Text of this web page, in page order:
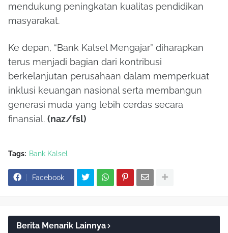
mendukung peningkatan kualitas pendidikan
masyarakat.
Ke depan, “Bank Kalsel Mengajar” diharapkan
terus menjadi bagian dari kontribusi
berkelanjutan perusahaan dalam memperkuat
inklusi keuangan nasional serta membangun
generasi muda yang lebih cerdas secara
finansial. (naz/fsl)
Tags: Bank Kalsel
Facebook
Berita Menarik Lainnya